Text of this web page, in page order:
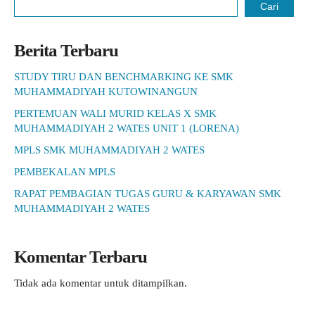
Cari
Berita Terbaru
STUDY TIRU DAN BENCHMARKING KE SMK
MUHAMMADIYAH KUTOWINANGUN
PERTEMUAN WALI MURID KELAS X SMK
MUHAMMADIYAH 2 WATES UNIT 1 (LORENA)
MPLS SMK MUHAMMADIYAH 2 WATES
PEMBEKALAN MPLS
RAPAT PEMBAGIAN TUGAS GURU & KARYAWAN SMK
MUHAMMADIYAH 2 WATES
Komentar Terbaru
Tidak ada komentar untuk ditampilkan.